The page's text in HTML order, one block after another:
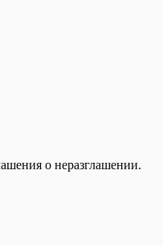
о неразглашении.